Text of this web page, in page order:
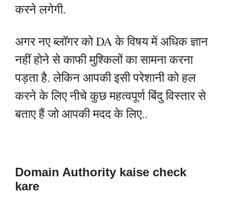
करने लगेगी.
अगर नए ब्लॉगर को DA के विषय में अधिक ज्ञान
नहीं होने से काफी मुश्किलों का सामना करना
पड़ता है. लेकिन आपकी इसी परेशानी को हल
करने के लिए नीचे कुछ महत्वपूर्ण बिंदु विस्तार से
बताए हैं जो आपकी मदद के लिए..
Domain Authority kaise check
kare